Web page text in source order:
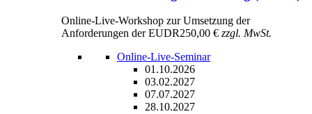
Online-Live-Workshop zur Umsetzung der
Anforderungen der EUDR250,00 € zzgl. MwSt.
Online-Live-Seminar
01.10.2026
03.02.2027
07.07.2027
28.10.2027